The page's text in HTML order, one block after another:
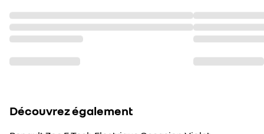
Découvrez également